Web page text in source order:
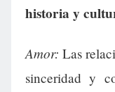
historia y
Amor: Las
sinceridad y